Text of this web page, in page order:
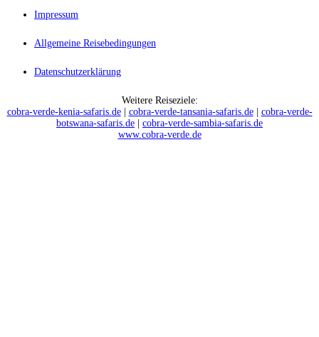
Impressum
Allgemeine Reisebedingungen
Datenschutzerklärung
Weitere Reiseziele:
cobra-verde-kenia-safaris.de| cobra-verde-tansania-safaris.de| cobra-verde-
botswana-safaris.de
cobra-verde-sambia-safaris.de
www.cobra-verde.de